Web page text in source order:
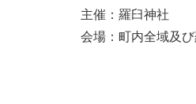
主催：羅臼神社
会場：町内全域及